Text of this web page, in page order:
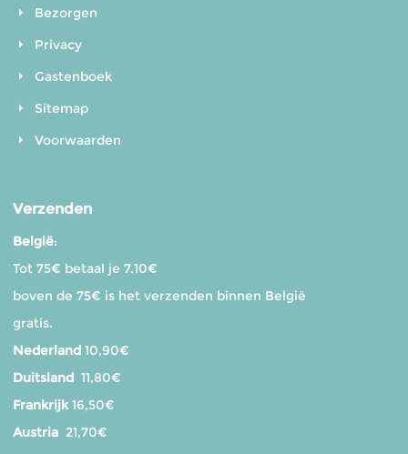
Bezorgen
Privacy
Gastenboek
Sitemap
Voorwaarden
Verzenden
België:
Tot 75€ betaal je 7.10€
boven de 75€ is het verzenden binnen België
gratis.
Nederland10,90€
Duitsland11,80€
Frankrijk16,50€
Austria21,70€